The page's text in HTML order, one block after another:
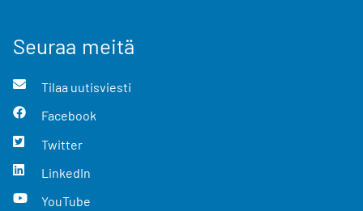
Seuraa meitä
Tilaa uutisviesti
Facebook
Twitter
LinkedIn
YouTube